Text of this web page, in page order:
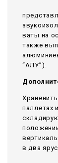
ваты на
также
“АЛУ”).
паллетах
в два